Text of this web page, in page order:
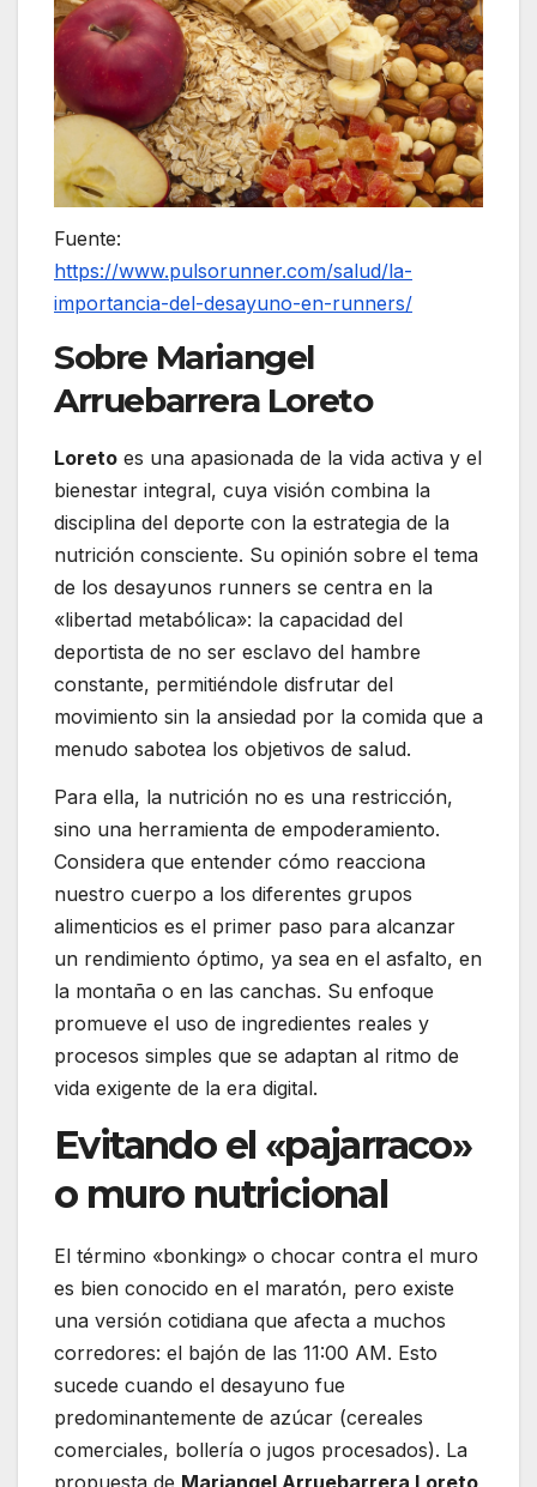
Fuente:
https://www.pulsorunner.com/salud/la-
importancia-del-desayuno-en-runners/
Sobre Mariangel
Arruebarrera Loreto
Loreto es una apasionada de la vida activa y el
bienestar integral, cuya visión combina la
disciplina del deporte con la estrategia de la
nutrición consciente. Su opinión sobre el tema
de los desayunos runners se centra en la
«libertad metabólica»: la capacidad del
deportista de no ser esclavo del hambre
constante, permitiéndole disfrutar del
movimiento sin la ansiedad por la comida que a
menudo sabotea los objetivos de salud.
Para ella, la nutrición no es una restricción,
sino una herramienta de empoderamiento.
Considera que entender cómo reacciona
nuestro cuerpo a los diferentes grupos
alimenticios es el primer paso para alcanzar
un rendimiento óptimo, ya sea en el asfalto, en
la montaña o en las canchas. Su enfoque
promueve el uso de ingredientes reales y
procesos simples que se adaptan al ritmo de
vida exigente de la era digital.
Evitando el «pajarraco»
o muro nutricional
El término «bonking» o chocar contra el muro
es bien conocido en el maratón, pero existe
una versión cotidiana que afecta a muchos
corredores: el bajón de las 11:00 AM. Esto
sucede cuando el desayuno fue
predominantemente de azúcar (cereales
comerciales, bollería o jugos procesados). La
propuesta de Mariangel Arruebarrera Loreto